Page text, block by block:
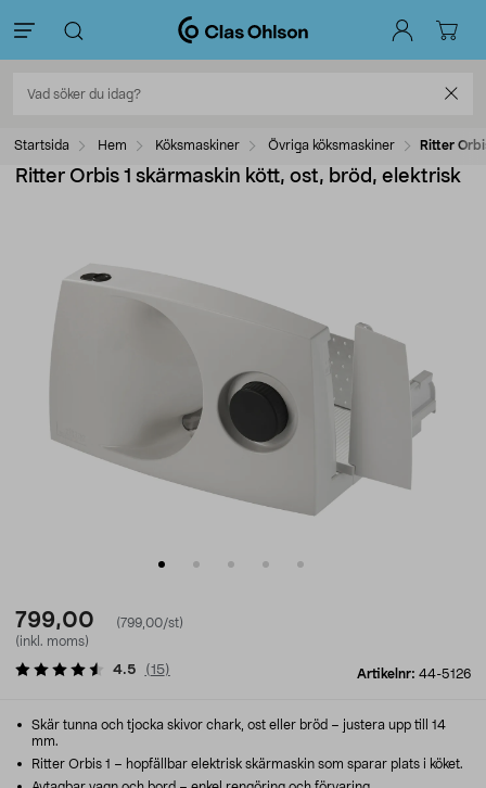
Startsida Hem Köksmaskiner Övriga köksmaskiner Ritter
Ritter Orbis 1 skärmaskin kött, ost, bröd, elektrisk
799,00
(799,00/st)
(inkl. moms)
Artikelnr: 44-5126
4.5 (15)
Skär tunna och tjocka skivor chark, ost eller bröd – justera upp till 14
mm.
Ritter Orbis 1 – hopfällbar elektrisk skärmaskin som sparar plats i köket.